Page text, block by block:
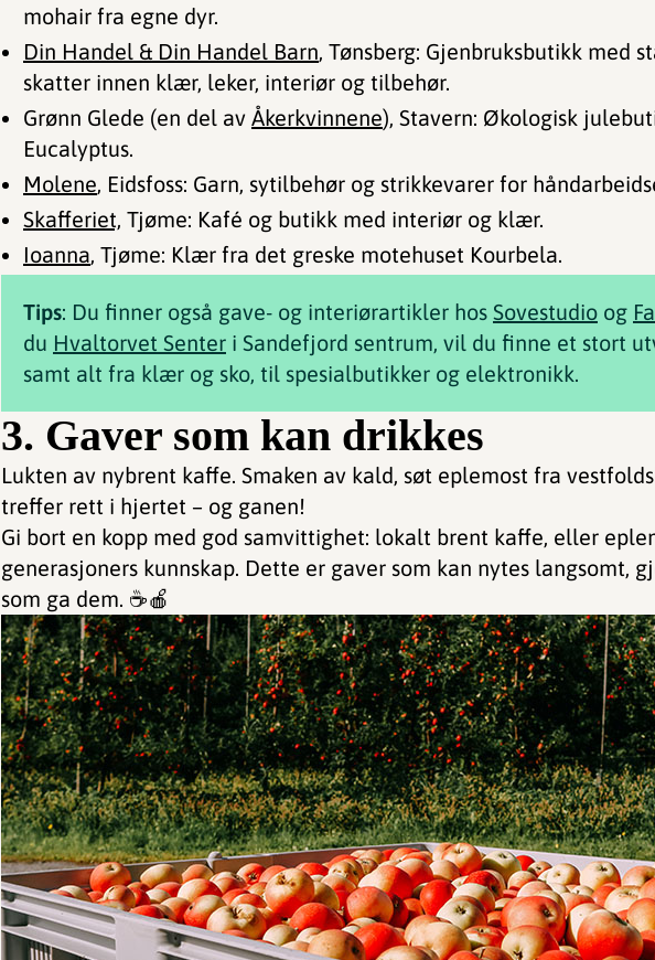
mohair fra egne dyr.
Din Handel & Din Handel Barn, Tønsberg: Gjenbruksbutikk med
skatter innen klær, leker, interiør og tilbehør.
Grønn Glede (en del av Åkerkvinnene), Stavern: Økologisk
Eucalyptus.
Molene, Eidsfoss: Garn, sytilbehør og strikkevarer for
Skafferiet, Tjøme: Kafé og butikk med interiør og klær.
Ioanna, Tjøme: Klær fra det greske motehuset Kourbela.
Tips: Du finner også gave- og interiørartikler hos Sovestudio og
du Hvaltorvet Senter i Sandefjord sentrum, vil du finne et stort
samt alt fra klær og sko, til spesialbutikker og elektronikk.
3. Gaver som kan drikkes
Lukten av nybrent kaffe. Smaken av kald, søt eplemost fra
treffer rett i hjertet – og ganen!
Gi bort en kopp med god samvittighet: lokalt brent kaffe, eller
generasjoners kunnskap. Dette er gaver som kan nytes langsomt,
som ga dem. ☕🍎